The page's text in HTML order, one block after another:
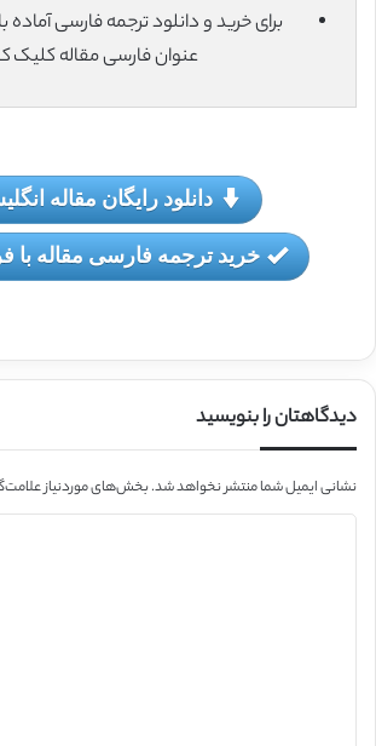
برای خرید و دانلود ترجمه فارسی آماده
عنوان فارسی مقاله کلیک
دانلود رایگان مقاله
خرید ترجمه فارسی مقاله با
دیدگاهتان را بنویسید
نشانی ایمیل شما منتشر نخواهد شد.بخش‌های موردنیاز